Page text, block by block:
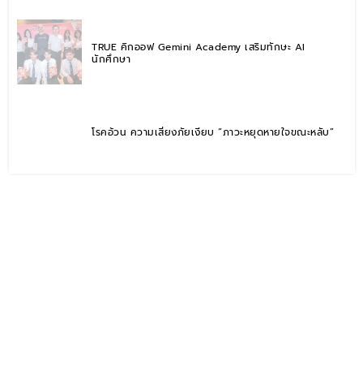
TRUE คิกออฟ Gemini Academy เสริมทักษะ AI
นักศึกษา
โรคอ้วน ความเสี่ยงภัยเงียบ “ภาวะหยุดหายใจขณะหลับ”